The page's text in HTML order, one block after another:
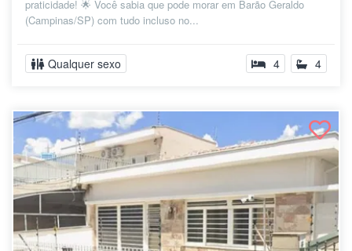
praticidade! 🌟 Você sabia que pode morar em Barão Geraldo
(Campinas/SP) com tudo incluso no...
Qualquer sexo 4 4